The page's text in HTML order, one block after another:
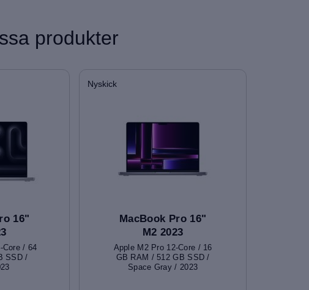
produkter
16"
Core / 64
SSD /
Nyskick
MacBook Pro 16"
M2 2023
Apple M2 Pro 12-Core / 16
GB RAM / 512 GB SSD /
Space Gray / 2023